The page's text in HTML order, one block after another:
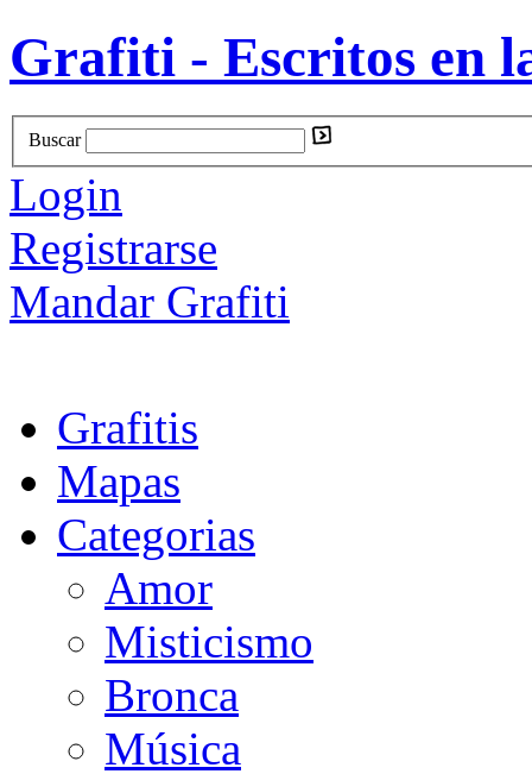
Grafiti - Escritos en
Buscar
Login
Registrarse
Mandar Grafiti
Grafitis
Mapas
Categorias
Amor
Misticismo
Bronca
Música